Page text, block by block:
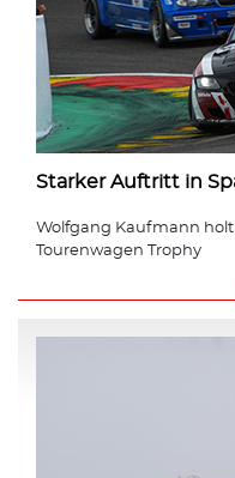
Starker Auftritt in
Wolfgang Kaufmann
Tourenwagen Trophy